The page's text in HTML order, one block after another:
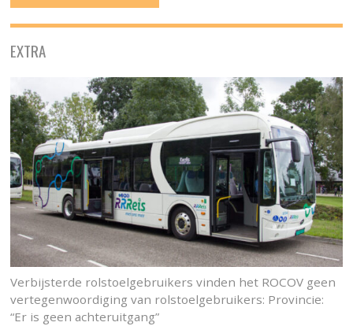
EXTRA
Verbijsterde rolstoelgebruikers vinden het ROCOV geen
vertegenwoordiging van rolstoelgebruikers: Provincie:
“Er is geen achteruitgang”